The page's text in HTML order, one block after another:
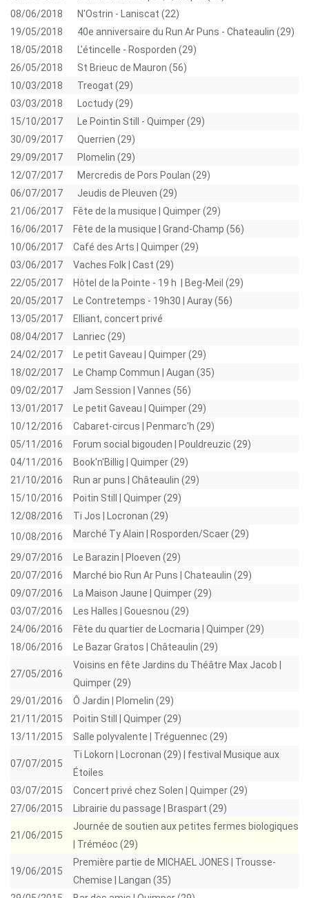
08/06/2018
N'Ostrin - Laniscat (22)
19/05/2018
40e anniversaire du Run Ar Puns - Chateaulin (29)
18/05/2018
L'étincelle - Rosporden (29)
26/05/2018
St Brieuc de Mauron (56)
10/03/2018
Treogat (29)
03/03/2018
Loctudy (29)
15/10/2017
Le Pointin Still - Quimper (29)
30/09/2017
Querrien (29)
29/09/2017
Plomelin (29)
12/07/2017
Mercredis de Pors Poulan (29)
06/07/2017
Jeudis de Pleuven (29)
21/06/2017
Fête de la musique | Quimper (29)
16/06/2017
Fête de la musique | Grand-Champ (56)
10/06/2017
Café des Arts | Quimper (29)
03/06/2017
Vaches Folk | Cast (29)
22/05/2017
Hôtel de la Pointe - 19 h | Beg-Meil (29)
20/05/2017
Le Contretemps - 19h30 | Auray (56)
13/05/2017
Elliant, concert privé
08/04/2017
Lanriec (29)
24/02/2017
Le petit Gaveau | Quimper (29)
18/02/2017
Le Champ Commun | Augan (35)
09/02/2017
Jam Session | Vannes (56)
13/01/2017
Le petit Gaveau | Quimper (29)
10/12/2016
Cabaret-circus | Penmarc'h (29)
05/11/2016
Forum social bigouden | Pouldreuzic (29)
04/11/2016
Book'n'Billig | Quimper (29)
21/10/2016
Run ar puns | Châteaulin (29)
15/10/2016
Poitin Still | Quimper (29)
12/08/2016
Ti Jos | Locronan (29)
10/08/2016
Marché Ty Alain | Rosporden/Scaer (29)
29/07/2016
Le Barazin | Ploeven (29)
20/07/2016
Marché bio Run Ar Puns | Chateaulin (29)
09/07/2016
La Maison Jaune | Quimper (29)
03/07/2016
Les Halles | Gouesnou (29)
24/06/2016
Fête du quartier de Locmaria | Quimper (29)
18/06/2016
Le Bazar Gratos | Châteaulin (29)
27/05/2016
Voisins en fête Jardins du Théâtre Max Jacob |
Quimper (29)
29/01/2016
Ô Jardin | Plomelin (29)
21/11/2015
Poitin Still | Quimper (29)
13/11/2015
Salle polyvalente | Tréguennec (29)
07/07/2015
Ti Lokorn | Locronan (29) | festival Musique aux
Étoiles
03/07/2015
Concert privé chez Solen | Quimper (29)
27/06/2015
Librairie du passage | Braspart (29)
21/06/2015
Journée de soutien aux petites fermes biologiques
| Tréméoc (29)
19/06/2015
Première partie de MICHAEL JONES | Trousse-
Chemise | Langan (35)